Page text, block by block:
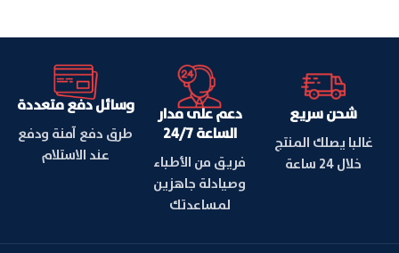
شحن سريع
غالبا يصلك المنتج
خلال 24 ساعة
دعم على مدار
الساعة 24/7
فريق من الأطباء
وصيادلة جاهزين
لمساعدتك
وسائل دفع متعددة
طرق دفع آمنة ودفع
عند الاستلام